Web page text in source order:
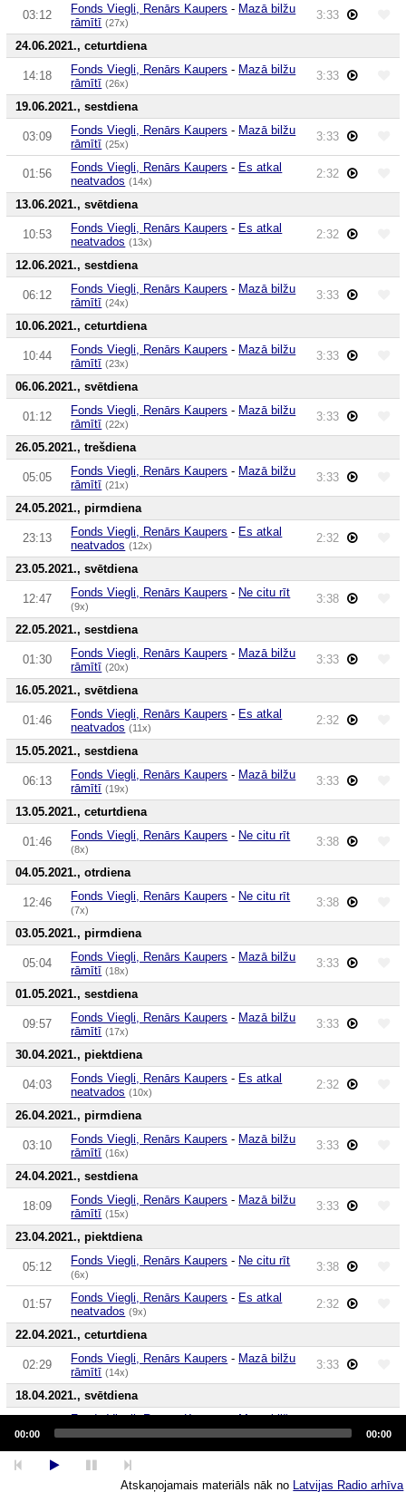
03:12 Fonds Viegli, Renārs Kaupers - Mazā bilžu
rāmītī (27x)
3:33
24.06.2021., ceturtdiena
14:18 Fonds Viegli, Renārs Kaupers - Mazā bilžu
rāmītī (26x)
3:33
19.06.2021., sestdiena
03:09 Fonds Viegli, Renārs Kaupers - Mazā bilžu
rāmītī (25x)
3:33
01:56 Fonds Viegli, Renārs Kaupers - Es atkal
neatvados (14x)
2:32
13.06.2021., svētdiena
10:53 Fonds Viegli, Renārs Kaupers - Es atkal
neatvados (13x)
2:32
12.06.2021., sestdiena
06:12 Fonds Viegli, Renārs Kaupers - Mazā bilžu
rāmītī (24x)
3:33
10.06.2021., ceturtdiena
10:44 Fonds Viegli, Renārs Kaupers - Mazā bilžu
rāmītī (23x)
3:33
06.06.2021., svētdiena
01:12 Fonds Viegli, Renārs Kaupers - Mazā bilžu
rāmītī (22x)
3:33
26.05.2021., trešdiena
05:05 Fonds Viegli, Renārs Kaupers - Mazā bilžu
rāmītī (21x)
3:33
24.05.2021., pirmdiena
23:13 Fonds Viegli, Renārs Kaupers - Es atkal
neatvados (12x)
2:32
23.05.2021., svētdiena
12:47 Fonds Viegli, Renārs Kaupers - Ne citu rīt
(9x)
3:38
22.05.2021., sestdiena
01:30 Fonds Viegli, Renārs Kaupers - Mazā bilžu
rāmītī (20x)
3:33
16.05.2021., svētdiena
01:46 Fonds Viegli, Renārs Kaupers - Es atkal
neatvados (11x)
2:32
15.05.2021., sestdiena
06:13 Fonds Viegli, Renārs Kaupers - Mazā bilžu
rāmītī (19x)
3:33
13.05.2021., ceturtdiena
01:46 Fonds Viegli, Renārs Kaupers - Ne citu rīt
(8x)
3:38
04.05.2021., otrdiena
12:46 Fonds Viegli, Renārs Kaupers - Ne citu rīt
(7x)
3:38
03.05.2021., pirmdiena
05:04 Fonds Viegli, Renārs Kaupers - Mazā bilžu
rāmītī (18x)
3:33
01.05.2021., sestdiena
09:57 Fonds Viegli, Renārs Kaupers - Mazā bilžu
rāmītī (17x)
3:33
30.04.2021., piektdiena
04:03 Fonds Viegli, Renārs Kaupers - Es atkal
neatvados (10x)
2:32
26.04.2021., pirmdiena
03:10 Fonds Viegli, Renārs Kaupers - Mazā bilžu
rāmītī (16x)
3:33
24.04.2021., sestdiena
18:09 Fonds Viegli, Renārs Kaupers - Mazā bilžu
rāmītī (15x)
3:33
23.04.2021., piektdiena
05:12 Fonds Viegli, Renārs Kaupers - Ne citu rīt
(6x)
3:38
01:57 Fonds Viegli, Renārs Kaupers - Es atkal
neatvados (9x)
2:32
22.04.2021., ceturtdiena
02:29 Fonds Viegli, Renārs Kaupers - Mazā bilžu
rāmītī (14x)
3:33
18.04.2021., svētdiena
Fonds Viegli, Renārs Kaupers-Mazā bilžu
rāmītī
17.04.2021., sestdiena
Fonds Viegli, Renārs Kaupers -Es atkal
2:32
Player
00:00 00:00
Atskaņojamais materiāls nāk no Latvijas Radio arhīva